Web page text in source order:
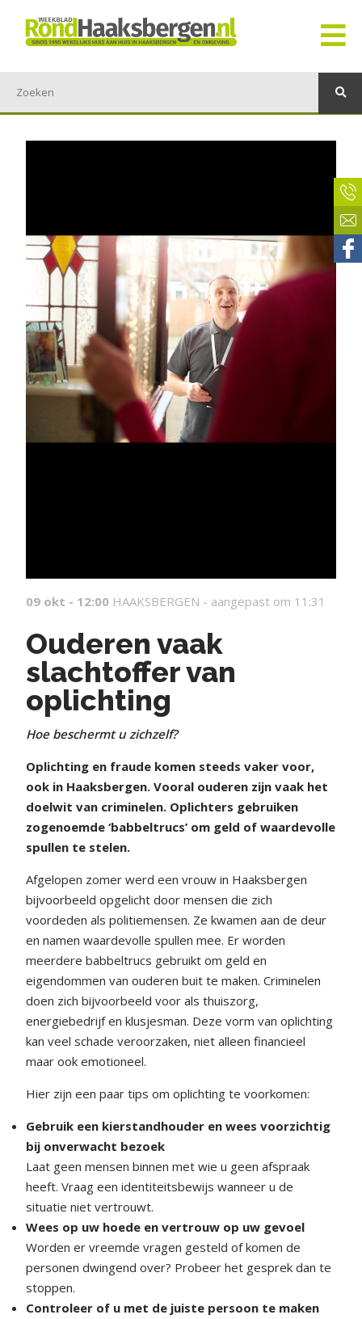
09 okt - 12:00 HAAKSBERGEN - aangepast om 11:31
Ouderen vaak
slachtoffer van
oplichting
Hoe beschermt u zichzelf?
Oplichting en fraude komen steeds vaker voor,
ook in Haaksbergen. Vooral ouderen zijn vaak het
doelwit van criminelen. Oplichters gebruiken
zogenoemde ‘babbeltrucs’ om geld of waardevolle
spullen te stelen.
Afgelopen zomer werd een vrouw in Haaksbergen
bijvoorbeeld opgelicht door mensen die zich
voordeden als politiemensen. Ze kwamen aan de deur
en namen waardevolle spullen mee. Er worden
meerdere babbeltrucs gebruikt om geld en
eigendommen van ouderen buit te maken. Criminelen
doen zich bijvoorbeeld voor als thuiszorg,
energiebedrijf en klusjesman. Deze vorm van oplichting
kan veel schade veroorzaken, niet alleen financieel
maar ook emotioneel.
Hier zijn een paar tips om oplichting te voorkomen:
Gebruik een kierstandhouder en wees voorzichtig
bij onverwacht bezoek
Laat geen mensen binnen met wie u geen afspraak
heeft. Vraag een identiteitsbewijs wanneer u de
situatie niet vertrouwt.
Wees op uw hoede en vertrouw op uw gevoel
Worden er vreemde vragen gesteld of komen de
personen dwingend over? Probeer het gesprek dan te
stoppen.
Controleer of u met de juiste persoon te maken